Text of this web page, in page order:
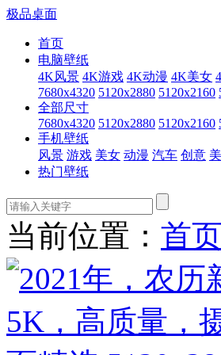
极品桌面
首页
电脑壁纸
4K风景 4K游戏 4K动漫 4K美女
7680x4320 5120x2880 5120x2160
全部尺寸
7680x4320 5120x2880 5120x2160
手机壁纸
风景 游戏 美女 动漫 汽车 创意
热门壁纸
当前位置： 首页